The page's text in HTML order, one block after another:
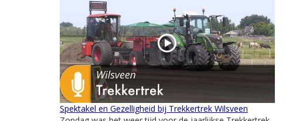
Spektakel en Gezelligheid bij Trekkertrek Wilsveen